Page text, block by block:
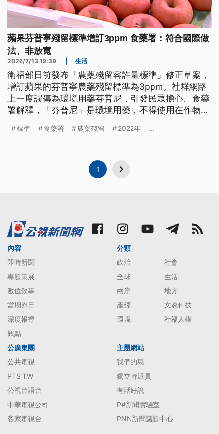
蘋果芬普寧殘留標準增訂3ppm 食藥署：符合國際做
法、非放寬
2026/7/13 19:39 生活
衛福部日前發布「農藥殘留容許量標準」修正草案，
增訂蘋果的芬普寧農藥殘留標準為3ppm。社群網路
上一度誤傳為環境用藥芬普尼，引發民眾擔心。食藥
署解釋，「芬普尼」是環境用藥，不得使用在作物，
業者提出申請增訂後，以科學證據持續評估到2025
標準 食藥署 農藥殘留 2022年 ...
1
內容
即時新聞
專題策展
數位敘事
當期節目
深度報導
觀點
分類
政治
社會
全球
生活
兩岸
地方
產經
文教科技
環境
社福人權
公廣集團
公共電視
PTS TW
公視台語台
中華電視公司
客家電視台
主題網站
我們的島
獨立特派員
有話好說
P#新聞實驗室
PNN新聞議題中心